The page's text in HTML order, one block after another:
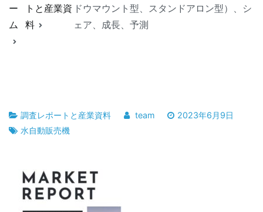
ー
ム
トと産業資
料
ドウマウント型、スタンドアロン型）、シ
ェア、成長、予測
調査レポートと産業資料 team
2023年6月9日
水自動販売機